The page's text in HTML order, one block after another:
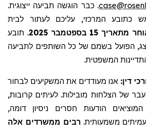
. כבר הוגשה תביעה ייצוגית.
כתובע המרכזי, עליכם לעתור לבית
מתאריך 15 בספטמבר 2025 . תובע
הפועל בשמם של כל השותפים לתביעה
המשפטית.
דין: אנו מעודדים את המשקיעים לבחור
עבר של הצלחות מובילות. לעיתים קרובות,
הודעות חסרים ניסיון דומה,
משמעותית. רבים ממשרדים אלה